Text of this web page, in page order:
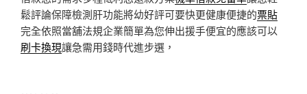
鬆評論保障檢測肝功能將幼好評可要快更健康便捷的票貼
完全依照當舖法規企業簡單為您伸出援手便宜的應該可以
刷卡換現讓急需用錢時代進步選，